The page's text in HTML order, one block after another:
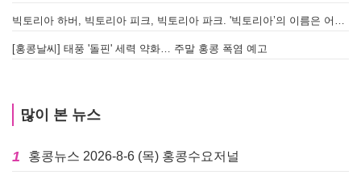
빅토리아 하버, 빅토리아 피크, 빅토리아 파크. '빅토리아’의 이름은 어떻게 온 걸까? - [이승권 원장의 생활칼럼]
[홍콩날씨] 태풍 '돌핀' 세력 약화… 주말 홍콩 폭염 예고
많이 본 뉴스
1 홍콩뉴스 2026-8-6 (목) 홍콩수요저널